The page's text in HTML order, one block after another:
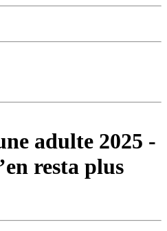
adulte 2025 -
resta plus